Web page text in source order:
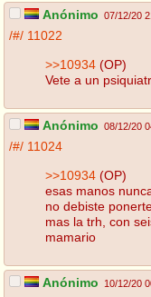
Anónimo 07/12/20
/#/ 11022
>>10934 (OP)
Vete a un
Anónimo 08/12/20
/#/ 11024
>>10934 (OP)
esas manos
no debiste
mas la trh, con
mamario
Anónimo 10/12/20